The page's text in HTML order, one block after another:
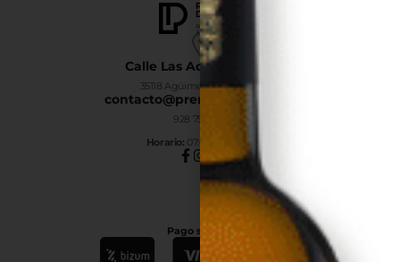
Calle Las Adelfas Nº6-B
35118 Agüimes, Las Palmas
contacto@premiumdrinks.es
928 754 363
Horario: 07:00h a 15:00h
Pago seguro